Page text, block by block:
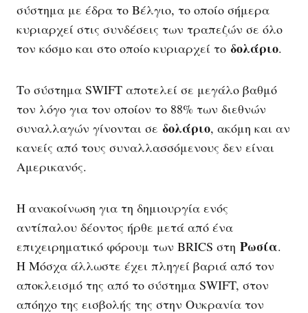
σύστημα με έδρα το Βέλγιο, το οποίο σήμερα
κυριαρχεί στις συνδέσεις των τραπεζών σε όλο
τον κόσμο και στο οποίο κυριαρχεί το δολάριο.
Το σύστημα SWIFT αποτελεί σε μεγάλο βαθμό
τον λόγο για τον οποίον το 88% των διεθνών
συναλλαγών γίνονται σε δολάριο, ακόμη και αν
κανείς από τους συναλλασσόμενους δεν είναι
Αμερικανός.
Η ανακοίνωση για τη δημιουργία ενός
αντίπαλου δέοντος ήρθε μετά από ένα
επιχειρηματικό φόρουμ των BRICS στη Ρωσία.
Η Μόσχα άλλωστε έχει πληγεί βαριά από τον
αποκλεισμό της από το σύστημα SWIFT, στον
απόηχο της εισβολής της στην Ουκρανία τον